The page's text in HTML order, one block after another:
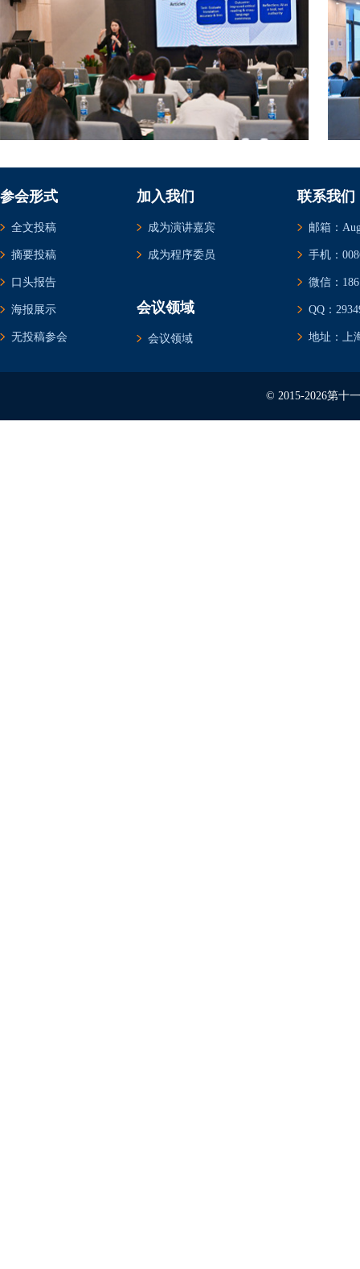
参会形式
全文投稿
摘要投稿
口头报告
海报展示
无投稿参会
加入我们
成为演讲嘉宾
成为程序委员
会议领域
会议领域
联系我们
邮箱：
手机：
微信：
QQ：
地址：上
© 2015-2026第十